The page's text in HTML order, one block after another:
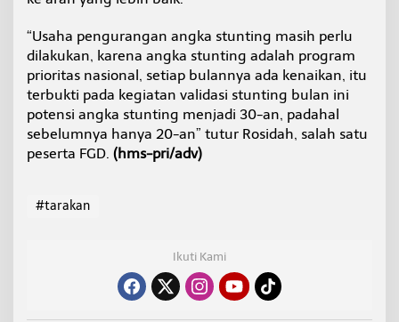
“Usaha pengurangan angka stunting masih perlu
dilakukan, karena angka stunting adalah program
prioritas nasional, setiap bulannya ada kenaikan, itu
terbukti pada kegiatan validasi stunting bulan ini
potensi angka stunting menjadi 30-an, padahal
sebelumnya hanya 20-an” tutur Rosidah, salah satu
peserta FGD. (hms-pri/adv)
#tarakan
Ikuti Kami